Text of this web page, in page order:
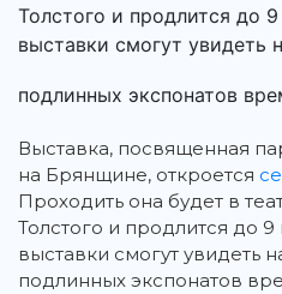
Толстого и продлится до
выставки смогут увидеть
подлинных экспонатов
Выставка, посвященная
на Брянщине, откроется
Проходить она будет в
Толстого и продлится до
выставки смогут увидеть
подлинных экспонатов